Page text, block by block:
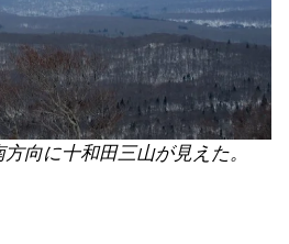
向に十和田三山が見えた。